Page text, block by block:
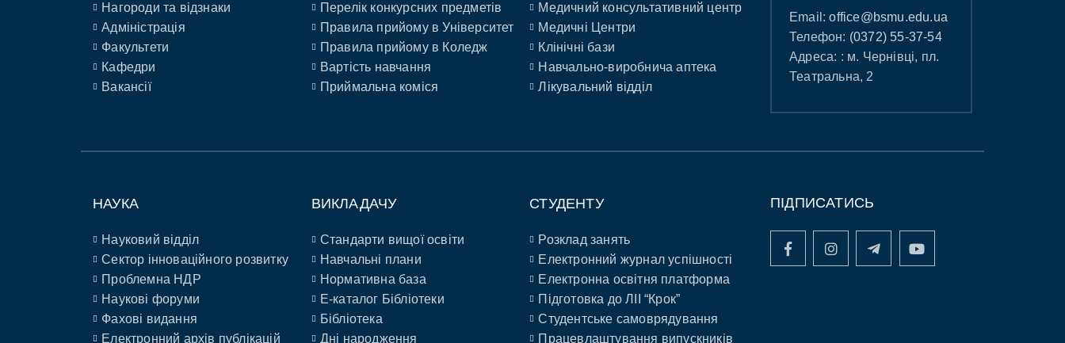
Нагороди та відзнаки
Адміністрація
Факультети
Кафедри
Вакансії
Перелік конкурсних предметів
Правила прийому в Університет
Правила прийому в Коледж
Вартість навчання
Приймальна коміся
Медичний консультативний центр
Медичні Центри
Клінічні бази
Навчально-виробнича аптека
Лікувальний відділ
Email:office@bsmu.edu.ua
Телефон: (0372) 55-37-54
Адреса: : м. Чернівці, пл.
Театральна, 2
НАУКА
Науковий відділ
Сектор інноваційного розвитку
Проблемна НДР
Наукові форуми
Фахові видання
Електронний архів публікацій
ВИКЛАДАЧУ
Стандарти вищої освіти
Навчальні плани
Нормативна база
E-каталог Бібліотеки
Бібліотека
Дні народження
СТУДЕНТУ
Розклад занять
Електронний журнал успішності
Електронна освітня платформа
Підготовка до ЛІІ “Крок”
Студентське самоврядування
Працевлаштування випускників
ПІДПИСАТИСЬ